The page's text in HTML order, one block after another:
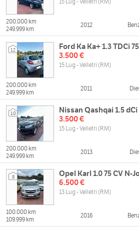
200.000 km
249.999 km
2012
12
Ford Ka Ka+ 1.3 TDCi
3.500 €
15 Lug - Velletri (RM)
200.000 km
249.999 km
2011
10
Nissan Qashqai 1.5
3.500 €
15 Lug - Velletri (RM)
200.000 km
249.999 km
2013
8
Opel Karl 1.0 75 CV N-
6.500 €
13 Lug - Velletri (RM)
100.000 km
109.999 km
2016